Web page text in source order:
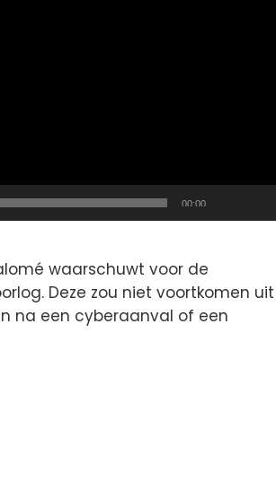
Total
00:00
waarschuwt voor de
Deze zou niet voortkomen uit
na een cyberaanval of een